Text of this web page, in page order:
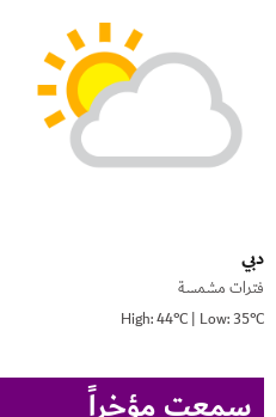
دبي
فترات مشمسة
High: 44°C | Low: 35°C